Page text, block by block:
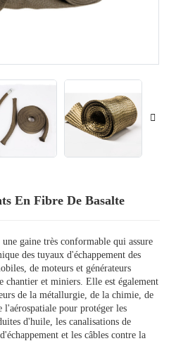
En Fibre De Basalte
gaine très conformable qui assure
des tuyaux d'échappement des
de moteurs et générateurs
chantier et miniers. Elle est également
de la métallurgie, de la chimie, de
pour protéger les
d'huile, les canalisations de
et les câbles contre la